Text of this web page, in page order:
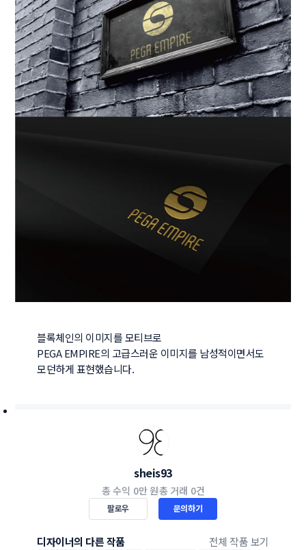
블록체인의 이미지를 모티브로
PEGA EMPIRE의 고급스러운 이미지를 남성적이면서도
모던하게 표현했습니다.
sheis93
총 수익 0만 원총 거래 0건
팔로우 문의하기
디자이너의 다른 작품 전체 작품 보기